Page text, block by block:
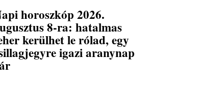
horoszkóp 2026.
8-ra: hatalmas
kerülhet le rólad, egy
igazi aranynap